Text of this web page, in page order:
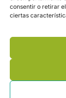
consentir o retirar
ciertas